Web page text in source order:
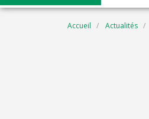
Fil d'Ariane
Accueil Actualités